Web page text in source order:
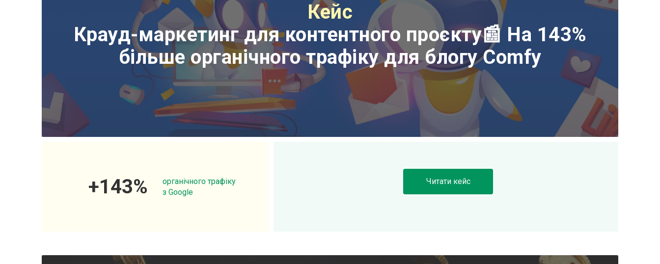
Кейс
Крауд-маркетинг для контентного проєкту📰 На 143%
більше органічного трафіку для блогу Comfy
+143%
органічного трафіку
з Google
Читати кейс